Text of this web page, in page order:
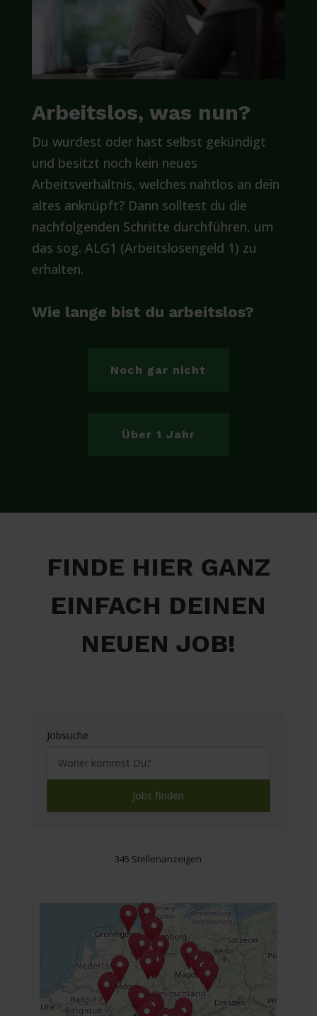
Arbeitslos, was nun?
Du wurdest oder hast selbst gekündigt
und besitzt noch kein neues
Arbeitsverhältnis, welches nahtlos an dein
altes anknüpft? Dann solltest du die
nachfolgenden Schritte durchführen, um
das sog. ALG1 (Arbeitslosengeld 1) zu
erhalten.
Wie lange bist du arbeitslos?
Noch gar nicht
Über 1 Jahr
FINDE HIER GANZ
EINFACH DEINEN
NEUEN JOB!
Jobsuche
345 Stellenanzeigen